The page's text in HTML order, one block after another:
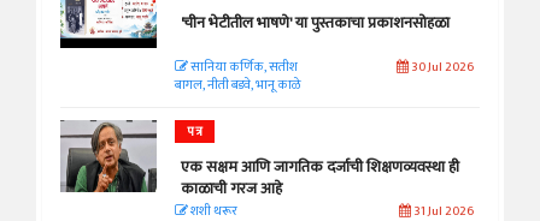
'चीन भेटीतील भाषणे' या पुस्तकाचा प्रकाशनसोहळा
सानिया कर्णिक, सतीश
बागल, नीती बडवे, भानू काळे
30 Jul 2026
पत्र
एक सक्षम आणि जागतिक दर्जाची शिक्षणव्यवस्था ही
काळाची गरज आहे
शशी थरूर 31 Jul 2026